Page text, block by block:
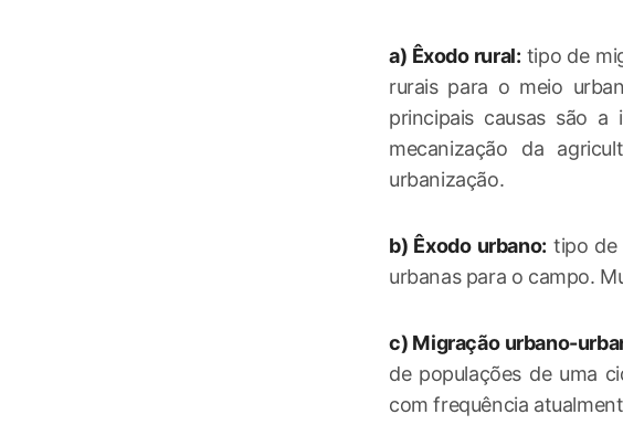
a) Êxodo rural: tipo de
rurais para o meio
principais causas são
mecanização da
urbanização.
b) Êxodo urbano: tipo de
urbanas para o campo.
c) Migração urbano-
de populações de uma
com frequência